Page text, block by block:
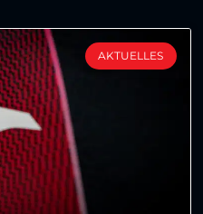
AKTUELLES